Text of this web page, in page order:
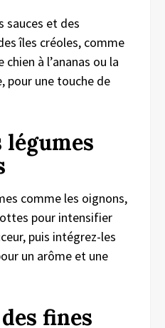
sauces et des
îles créoles, comme
chien à l’ananas ou la
pour une touche de
comme les oignons,
pour intensifier
puis intégrez-les
un arôme et une
fines